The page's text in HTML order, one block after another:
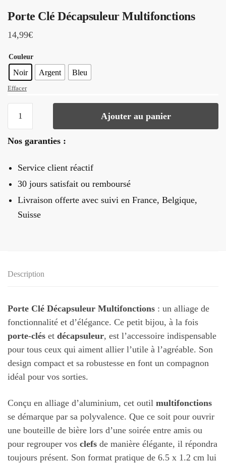
Porte Clé Décapsuleur Multifonctions
14,99€
Couleur
Noir Argent Bleu
Effacer
Clé
Multifonctions
Ajouter au panier
Nos garanties :
Service client réactif
30 jours satisfait ou remboursé
Livraison offerte avec suivi en France, Belgique,
Suisse
Description
Porte Clé Décapsuleur Multifonctions : un alliage de
fonctionnalité et d’élégance. Ce petit bijou, à la fois
porte-clés et décapsuleur, est l’accessoire indispensable
pour tous ceux qui aiment allier l’utile à l’agréable. Son
design compact et sa robustesse en font un compagnon
idéal pour vos sorties.
Conçu en alliage d’aluminium, cet outil multifonctions
se démarque par sa polyvalence. Que ce soit pour ouvrir
une bouteille de bière lors d’une soirée entre amis ou
pour regrouper vos clefs de manière élégante, il répondra
toujours présent. Son format pratique de 6.5 x 1.2 cm lui